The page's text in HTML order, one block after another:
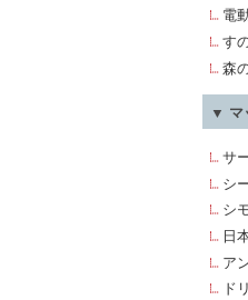
電
す
森
▼ マ
サ
シ
シ
日
ア
ド